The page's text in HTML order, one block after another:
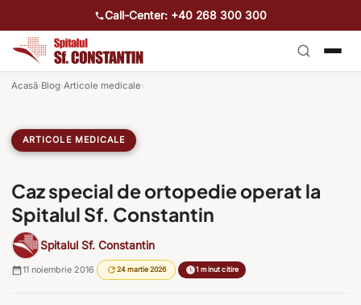
Call-Center: +40 268 300 300
Acasă›Blog›Articole medicale›
ARTICOLE MEDICALE
Caz special de ortopedie operat la
Spitalul Sf. Constantin
Spitalul Sf. Constantin
11 noiembrie 2016· 24 martie 2026 · 1 minut citire